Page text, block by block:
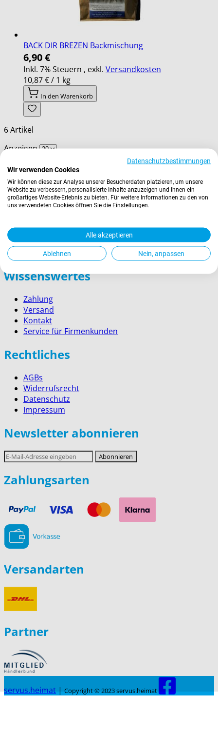
BACK DIR BREZEN Backmischung
6,90 €
Inkl. 7% Steuern , exkl. Versandkosten
10,87 €/ 1 kg
In den Warenkorb
6Artikel
Anzeigen
Unsere Läden
› Ruffinihaus
› Prien am Chiemsee
› Garmisch-Partenkirchen
› Berchtesgaden
Wissenswertes
Zahlung
Versand
Kontakt
Service für Firmenkunden
Rechtliches
AGBs
Widerrufsrecht
Datenschutz
Impressum
Newsletter abonnieren
E-
Mail-
Adresse
Abonnieren
Zahlungsarten
Versandarten
Partner
servus.heimat | Copyright © 2023 servus.heimat
Datenschutzbestimmungen
Wir verwenden Cookies
Wir können diese zur Analyse unserer Besucherdaten platzieren, um unsere
Website zu verbessern, personalisierte Inhalte anzuzeigen und Ihnen ein
großartiges Website-Erlebnis zu bieten. Für weitere Informationen zu den von
uns verwendeten Cookies öffnen Sie die Einstellungen.
Alle akzeptieren
Ablehnen Nein, anpassen